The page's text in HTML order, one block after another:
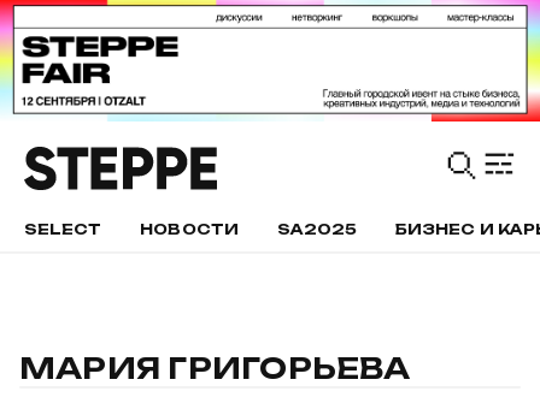
SELECT НОВОСТИ SA2025 БИЗНЕС И
МАРИЯ ГРИГОРЬЕВА